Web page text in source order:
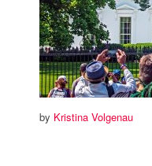
by Kristina Volgenau